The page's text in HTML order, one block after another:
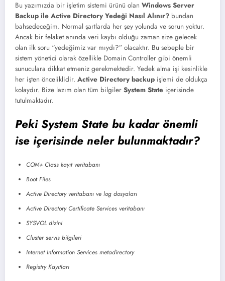
Bu yazımızda bir işletim sistemi ürünü olan Windows Server
Backup ile Active Directory Yedeği Nasıl Alınır? bundan
bahsedeceğim. Normal şartlarda her şey yolunda ve sorun yoktur.
Ancak bir felaket anında veri kaybı olduğu zaman size gelecek
olan ilk soru “yedeğimiz var mıydı?” olacaktır. Bu sebeple bir
sistem yönetici olarak özellikle Domain Controller gibi önemli
sunuculara dikkat etmeniz gerekmektedir. Yedek alma işi kesinlikle
her işten önceliklidir. Active Directory backup işlemi de oldukça
kolaydır. Bize lazım olan tüm bilgiler System State içerisinde
tutulmaktadır.
Peki System State bu kadar önemli
ise içerisinde neler bulunmaktadır?
COM+ Class kayıt veritabanı
Boot Files
Active Directory veritabanı ve log dosyaları
Active Directory Certificate Services veritabanı
SYSVOL dizini
Cluster servis bilgileri
Internet Information Services metadirectory
Registry Kayıtları